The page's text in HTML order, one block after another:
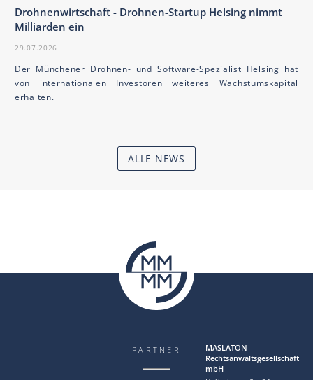
Drohnenwirtschaft - Drohnen-Startup Helsing nimmt
Milliarden ein
29.07.2026
Der Münchener Drohnen- und Software-Spezialist Helsing hat
von internationalen Investoren weiteres Wachstumskapital
erhalten.
ALLE NEWS
PARTNER
MAS LA TON
Rechtsanwaltsgesellschaft
mbH